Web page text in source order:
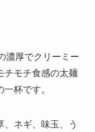
濃厚でクリーミー
チモチ食感の太麺
杯です。
、ネギ、味玉、う